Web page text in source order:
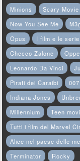
Minions Scary Movie
Now You See Me
Opus
I film e le
Checco Zalone
Leonardo Da Vinci
Pirati dei Caraibi
Indiana Jones
Millennium
Teen
Tutti i film del Marvel
Alice nel paese delle
Terminator
Rocky